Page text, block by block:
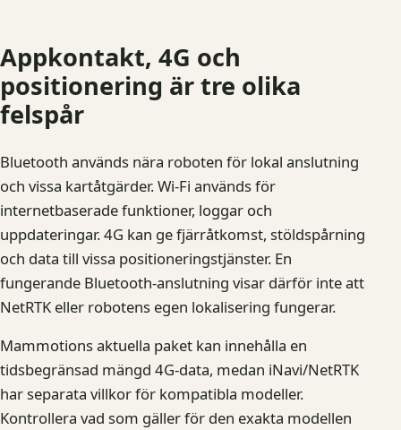
Appkontakt, 4G och
positionering är tre olika
felspår
Bluetooth används nära roboten för lokal anslutning
och vissa kartåtgärder. Wi-Fi används för
internetbaserade funktioner, loggar och
uppdateringar. 4G kan ge fjärråtkomst, stöldspårning
och data till vissa positioneringstjänster. En
fungerande Bluetooth-anslutning visar därför inte att
NetRTK eller robotens egen lokalisering fungerar.
Mammotions aktuella paket kan innehålla en
tidsbegränsad mängd 4G-data, medan iNavi/NetRTK
har separata villkor för kompatibla modeller.
Kontrollera vad som gäller för den exakta modellen